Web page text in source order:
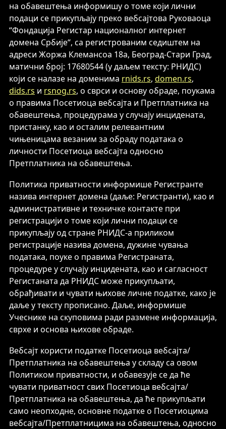
на обавештења информишу о томе који лични
подаци се прикупљају преко вебсајтова Руковаоца
“Фондација Регистар националног интернет
домена Србије“, са регистрованим седиштем на
адреси Жоржа Клемансоа 18а, Београд-Стари Град,
матични број: 17680544 (у даљем тексту: РНИДС)
који се налазе на доменима rnids.rs, domen.rs,
dids.rs и rsnog.rs, о сврси и основу обраде, поукама
о правима Посетиоца вебсајта и Претплатника на
обавештења, процедурама у случају инцидената,
пристанку, као и осталим релевантним
чињеницама везаним за обраду података о
личности Посетиоца вебсајта односно
Претплатника на обавештења.
Политика приватности информише Регистранте
назива интернет домена (даље: Регистранти), као и
административне и техничке контакте при
регистрацији о томе који лични подаци се
прикупљају од стране РНИДС-а приликом
регистрације назива домена, дужине чувања
података, поуке о правима Регистраната,
процедуре у случају инцидената, као и сагласност
Регистаната да РНИДС може прикупљати,
обрађивати и чувати њихове личне податке, како је
даље у тексту прописано. Даље, информише
Учеснике на скуповима ради размене информација,
сврхе и основа њихове обраде.
Вебсајт користи податке Посетиоца вебсајта/
Претплатника на обавештења у складу са овом
Политиком приватности, и обавезује се да ће
чувати приватност свих Посетиоца вебсајта/
Претплатника на обавештења, да ће прикупљати
само неопходне, основне податке о Посетиоцима
вебсајта/Претплатницима на обавештења, односно